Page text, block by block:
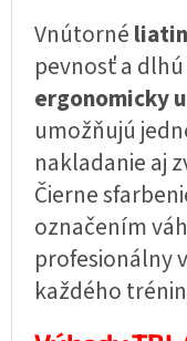
Vnútorné
pevnosť a
ergonomicky
umožňujú
nakladanie aj
Čierne
označením
profesionálny
každého